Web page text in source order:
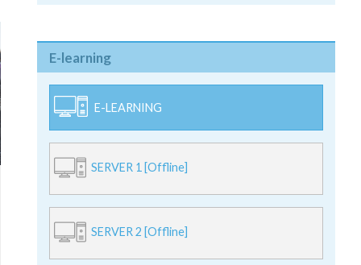
E-learning
E-LEARNING
SERVER 1 [Offline]
SERVER 2 [Offline]